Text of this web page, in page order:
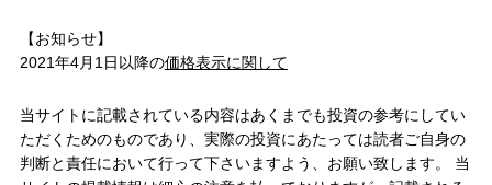
【お知らせ】
2021年4月1日以降の価格表示に関して
当サイトに記載されている内容はあくまでも投資の参考にしてい
ただくためのものであり、実際の投資にあたっては読者ご自身の
判断と責任において行って下さいますよう、お願い致します。 当